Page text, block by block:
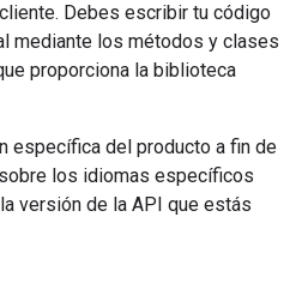
Debes escribir tu código
mediante los métodos y clases
proporciona la biblioteca
específica del producto a fin de
los idiomas específicos
versión de la API que estás